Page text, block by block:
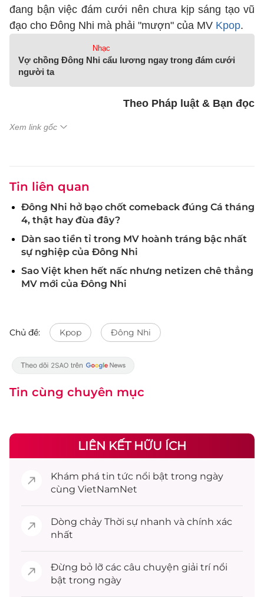
đang bận việc đám cưới nên chưa kịp sáng tạo vũ
đạo cho Đông Nhi mà phải "mượn" của MV Kpop.
Nhạc
Vợ chồng Đông Nhi cẩu lương ngay trong đám cưới
người ta
Theo Pháp luật & Bạn đọc
Xem link gốc
Tin liên quan
Đông Nhi hở bạo chốt comeback đúng Cá tháng
4, thật hay đùa đây?
Dàn sao tiền tỉ trong MV hoành tráng bậc nhất
sự nghiệp của Đông Nhi
Sao Việt khen hết nấc nhưng netizen chê thẳng
MV mới của Đông Nhi
Chủ đề: Kpop Đông Nhi
Tin cùng chuyên mục
LIÊN KẾT HỮU ÍCH
Khám phá tin tức nổi bật trong ngày
cùng VietNamNet
Dòng chảy Thời sự nhanh và chính xác
nhất
Đừng bỏ lỡ các câu chuyện giải trínổi
bật trong ngày